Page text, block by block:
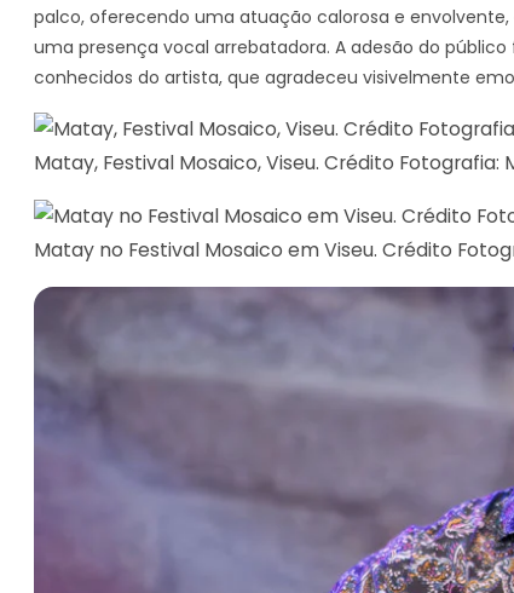
palco, oferecendo uma atuação calorosa e
uma presença vocal arrebatadora. A adesão do
conhecidos do artista, que agradeceu visivelmente
Matay, Festival Mosaico, Viseu. Crédito Fotografia:
Matay no Festival Mosaico em Viseu. Crédito